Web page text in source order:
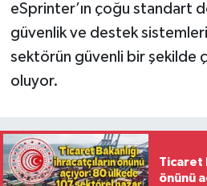
eSprinter’ın çoğu standart
güvenlik ve destek
sektörün güvenli bir şekilde
oluyor.
Ticaret
önünü